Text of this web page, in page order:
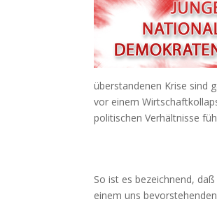
überstandenen Krise sind
vor einem
politischen Verhältnisse
So ist es bezeichnend,
einem uns